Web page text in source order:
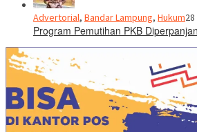
Advertorial, Bandar Lampung, Hukum
Program Pemutihan PKB